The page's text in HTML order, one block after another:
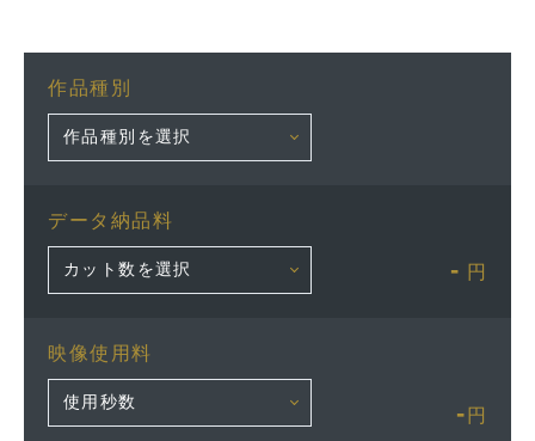
作品種別
データ納品料
- 円
映像使用料
- 円